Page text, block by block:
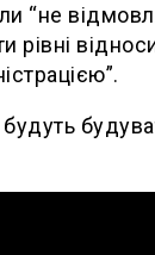
“не
рівні